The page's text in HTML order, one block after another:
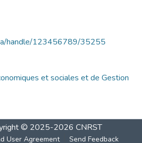
handle/123456789/35255
et sociales et de Gestion
© 2025-2026 CNRST
User Agreement Send Feedback